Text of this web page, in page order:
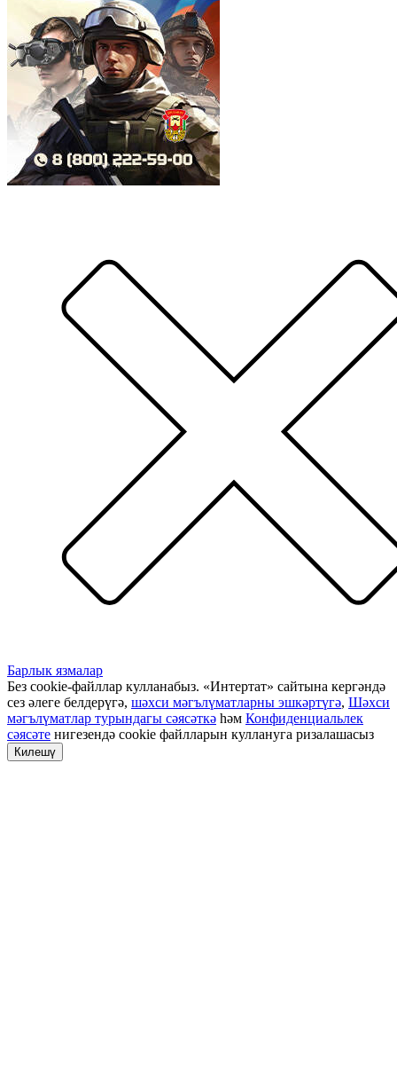
Барлык язмалар
Без cookie-файллар кулланабыз. «Интертат» сайтына кергәндә
сез әлеге белдерүгә, шәхси мәгълүматларны эшкәртүгә, Шәхси
мәгълүматлар турындагы сәясәткә һәм Конфиденциальлек
сәясәте нигезендә cookie файлларын куллануга ризалашасыз
Килешү